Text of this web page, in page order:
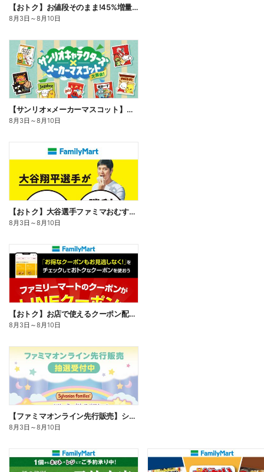
【おトク】お値段そのまま!45%増量作戦!
8月3日 ～8月10日
【サンリオ×メーカーマスコット】オリジナルグッズ貰える!
8月3日 ～8月10日
【おトク】大谷選手ファミマおむすび割
8月3日 ～8月10日
【おトク】お店で使えるクーポン配信中
8月3日 ～8月10日
【ファミマオンライン先行販売】シルバニアファミリー
8月3日 ～8月10日